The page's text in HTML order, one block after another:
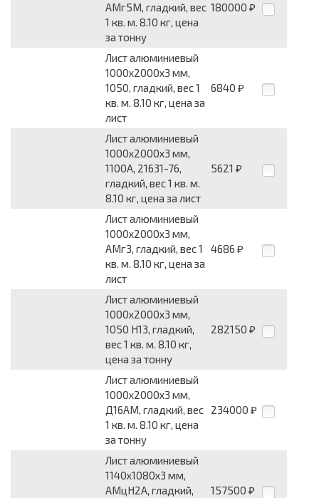
АМг5М, гладкий, вес
1 кв. м. 8.10 кг, цена
за тонну
180000 ₽
Лист алюминиевый
1000x2000x3 мм,
1050, гладкий, вес 1
кв. м. 8.10 кг, цена за
лист
6840 ₽
Лист алюминиевый
1000x2000x3 мм,
1100А, 21631-76,
гладкий, вес 1 кв. м.
8.10 кг, цена за лист
5621 ₽
Лист алюминиевый
1000x2000x3 мм,
АМг3, гладкий, вес 1
кв. м. 8.10 кг, цена за
лист
4686 ₽
Лист алюминиевый
1000x2000x3 мм,
1050 Н13, гладкий,
вес 1 кв. м. 8.10 кг,
цена за тонну
282150 ₽
Лист алюминиевый
1000x2000x3 мм,
Д16АМ, гладкий, вес
1 кв. м. 8.10 кг, цена
за тонну
234000 ₽
Лист алюминиевый
1140x1080x3 мм,
АМцН2А, гладкий,
157500 ₽